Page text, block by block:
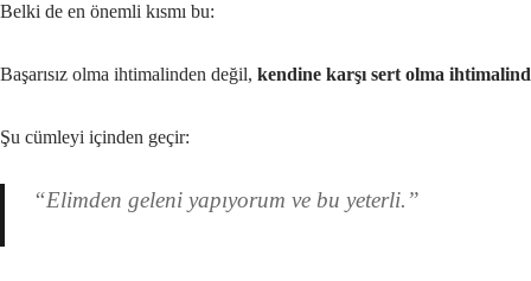
Belki de en önemli kısmı bu:
Başarısız olma ihtimalinden değil, kendine karşı sert olma
Şu cümleyi içinden geçir:
“Elimden geleni yapıyorum ve bu yeterli.”